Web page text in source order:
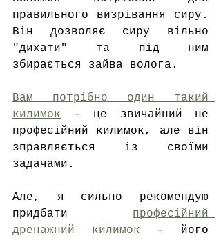
правильного визрівання сиру.
Він дозволяє сиру вільно
"дихати" та під ним
збирається зайва волога.
Вам потрібно один такий
килимок - це звичайний не
професійний килимок, але він
зправляється із своїми
задачами.
Але, я сильно рекомендую
придбати професійний
дренажний килимок - його